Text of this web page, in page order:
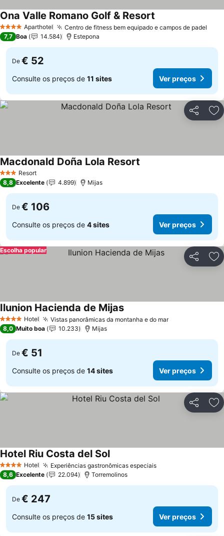
4 EstrelasAparthotel Centro de fitness bem equipado e campos de padel
Ona Valle Romano Golf & Resort
7,7 Boa 14.584 Estepona
De € 52
Consulte os preços de 11 sites Ver preços
Partilhar
3 EstrelasResort
Macdonald Doña Lola Resort
8,8 Excelente 4.899 Mijas
De € 106
Consulte os preços de 4 sites Ver preços
Partilhar
Escolha popular
4 EstrelasHotel Vistas panorâmicas da montanha e do marVer preços
Ilunion Hacienda de MijasVer preços
8,0 Muito boa 10.233 Mijas
De € 51
Consulte os preços de 14 sites Ver preços
Partilhar
4 EstrelasHotel Experiências gastronômicas especiaisVer preços
Hotel Riu Costa del SolVer preços
8,6 Excelente 22.094 Torremolinos
De € 247
Consulte os preços de 15 sites Ver preços